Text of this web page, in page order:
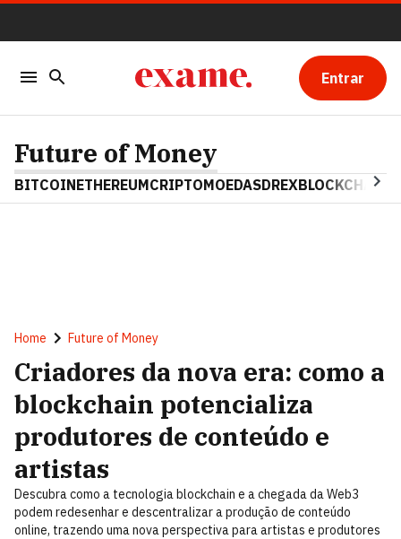
Entrar
Future of Money
BITCOINETHEREUMCRIPTOMOEDASDREXBLOCKCHAIN
Home Future of Money
Criadores da nova era: como a
blockchain potencializa
produtores de conteúdo e
artistas
Descubra como a tecnologia blockchain e a chegada da Web3
podem redesenhar e descentralizar a produção de conteúdo
online, trazendo uma nova perspectiva para artistas e produtores